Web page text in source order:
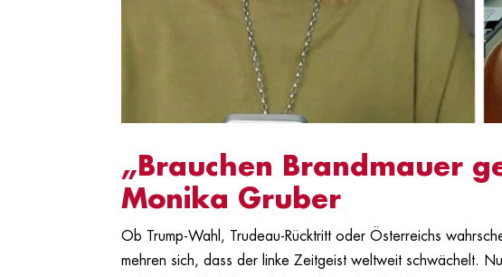
„Brauchen Brandmauer
Monika Gruber
Ob Trump-Wahl, Trudeau-Rücktritt oder Österreichs
mehren sich, dass der linke Zeitgeist weltweit schwächelt.